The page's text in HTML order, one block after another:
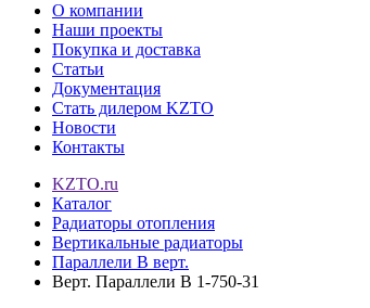
О компании
Наши проекты
Покупка и доставка
Статьи
Документация
Стать дилером KZTO
Новости
Контакты
KZTO.ru
Каталог
Радиаторы отопления
Вертикальные радиаторы
Параллели В верт.
Верт. Параллели В 1-750-31